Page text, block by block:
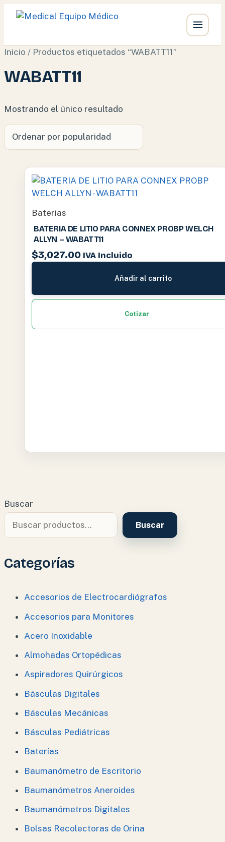
Ir
contenido
Buscar
Buscar
Categorías
Accesorios de Electrocardiógrafos
Accesorios para Monitores
Acero Inoxidable
Almohadas Ortopédicas
Aspiradores Quirúrgicos
Básculas Digitales
Básculas Mecánicas
Básculas Pediátricas
Baterías
Baumanómetro de Escritorio
Baumanómetros Aneroides
Baumanómetros Digitales
Bolsas Recolectoras de Orina
Inicio / Productos etiquetados “WABATT11”
WABATT11
Mostrando el único resultado
Baterías
BATERIA DE LITIO PARA CONNEX PROBP WELCH
ALLYN – WABATT11
$3,027.00 IVA Incluido
Añadir al carrito
Cotizar